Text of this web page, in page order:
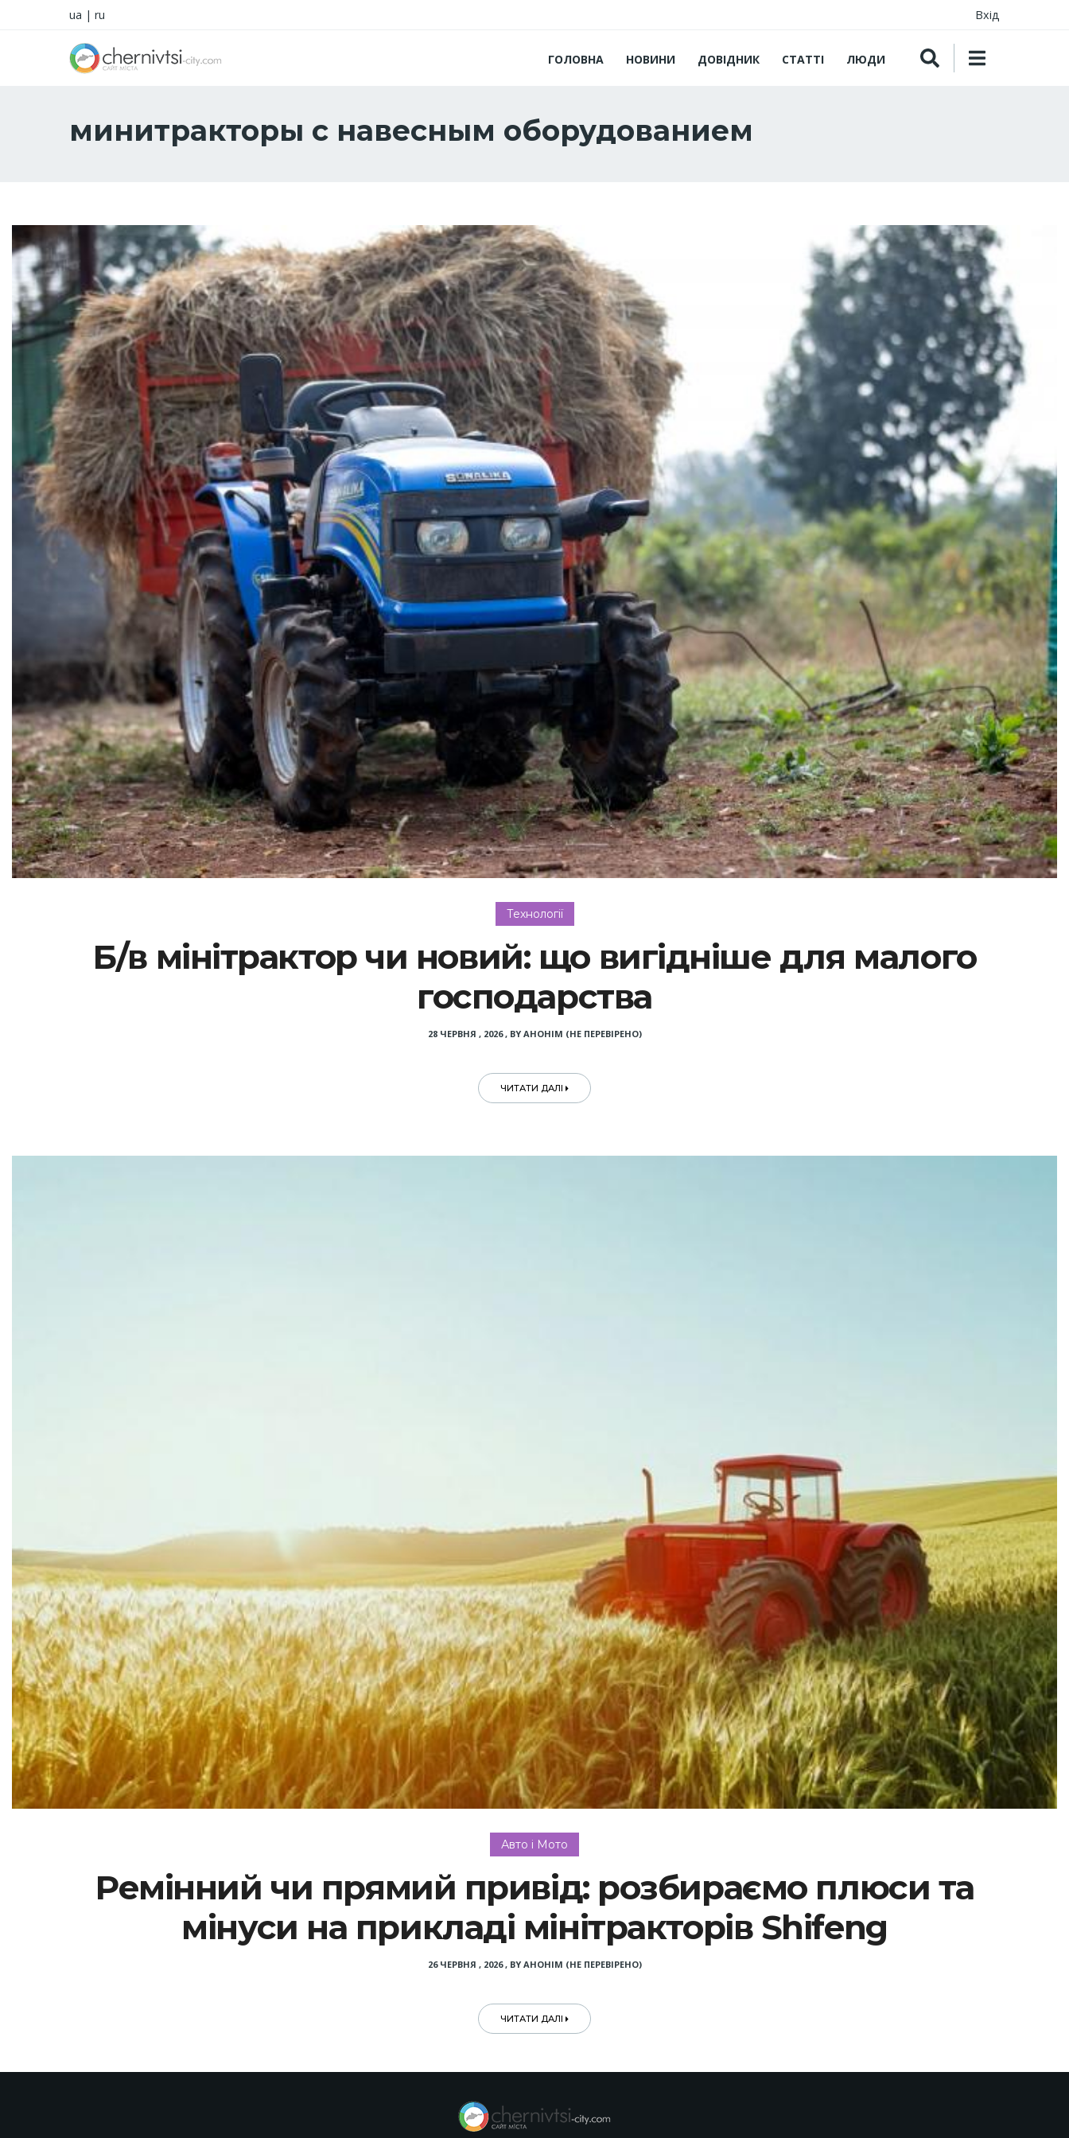
ua | ru Вхід
ГОЛОВНА НОВИНИ ДОВІДНИК СТАТТІ ЛЮДИ
минитракторы с навесным оборудованием
Технології
Б/в мінітрактор чи новий: що вигідніше для малого
господарства
28 ЧЕРВНЯ , 2026, BY АНОНІМ (НЕ ПЕРЕВІРЕНО)
ЧИТАТИ ДАЛІ
Авто і Мото
Ремінний чи прямий привід: розбираємо плюси та
мінуси на прикладі мінітракторів Shifeng
26 ЧЕРВНЯ , 2026, BY АНОНІМ (НЕ ПЕРЕВІРЕНО)
ЧИТАТИ ДАЛІ